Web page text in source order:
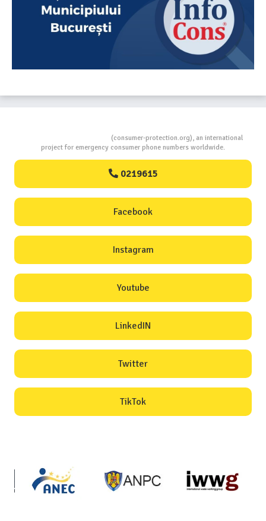
(consumer-protection.org), an international
project for emergency consumer phone numbers worldwide.
0219615
Facebook
Instagram
Youtube
LinkedIN
Twitter
TikTok